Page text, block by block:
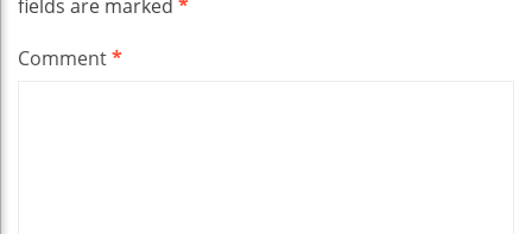
fields are marked *
Comment*